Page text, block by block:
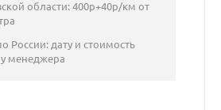
области: 400р+40р/км от
России: дату и стоимость
у менеджера